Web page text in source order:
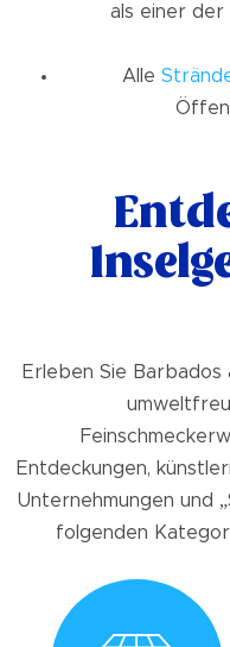
als einer der
Alle
Erleben Sie
Entdeckungen,
Unternehmungen und
folgenden